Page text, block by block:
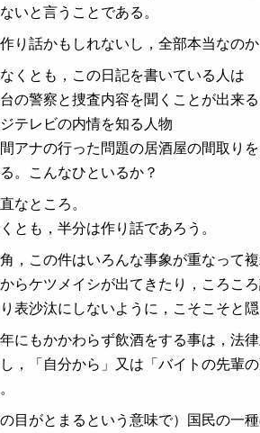
いと言うことである。
り話かもしれないし，全部本当なの
くとも，この日記を書いている人は
台の警察と捜査内容を聞くことが出来
ジテレビの内情を知る人物
間アナの行った問題の居酒屋の間取り
。こんなひといるか？
なところ。
とも，半分は作り話であろう。
，この件はいろんな事象が重なって
らケツメイシが出てきたり，ころころ
表沙汰にしないように，こそこそと
にもかかわらず飲酒をする事は，法
，「自分から」又は「バイトの先輩
目がとまるという意味で）国民の一